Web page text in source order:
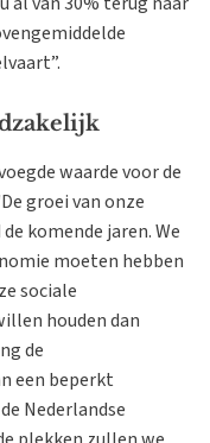
waarde voor de
groei van onze
komende jaren. We
moeten hebben
sociale
houden dan
de
een beperkt
Nederlandse